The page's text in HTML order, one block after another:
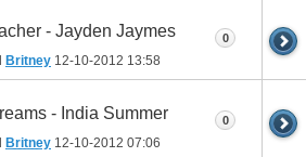
- Jayden Jaymes
Britney 12-10-2012 13:58
0
- India Summer
Britney 12-10-2012 07:06
0